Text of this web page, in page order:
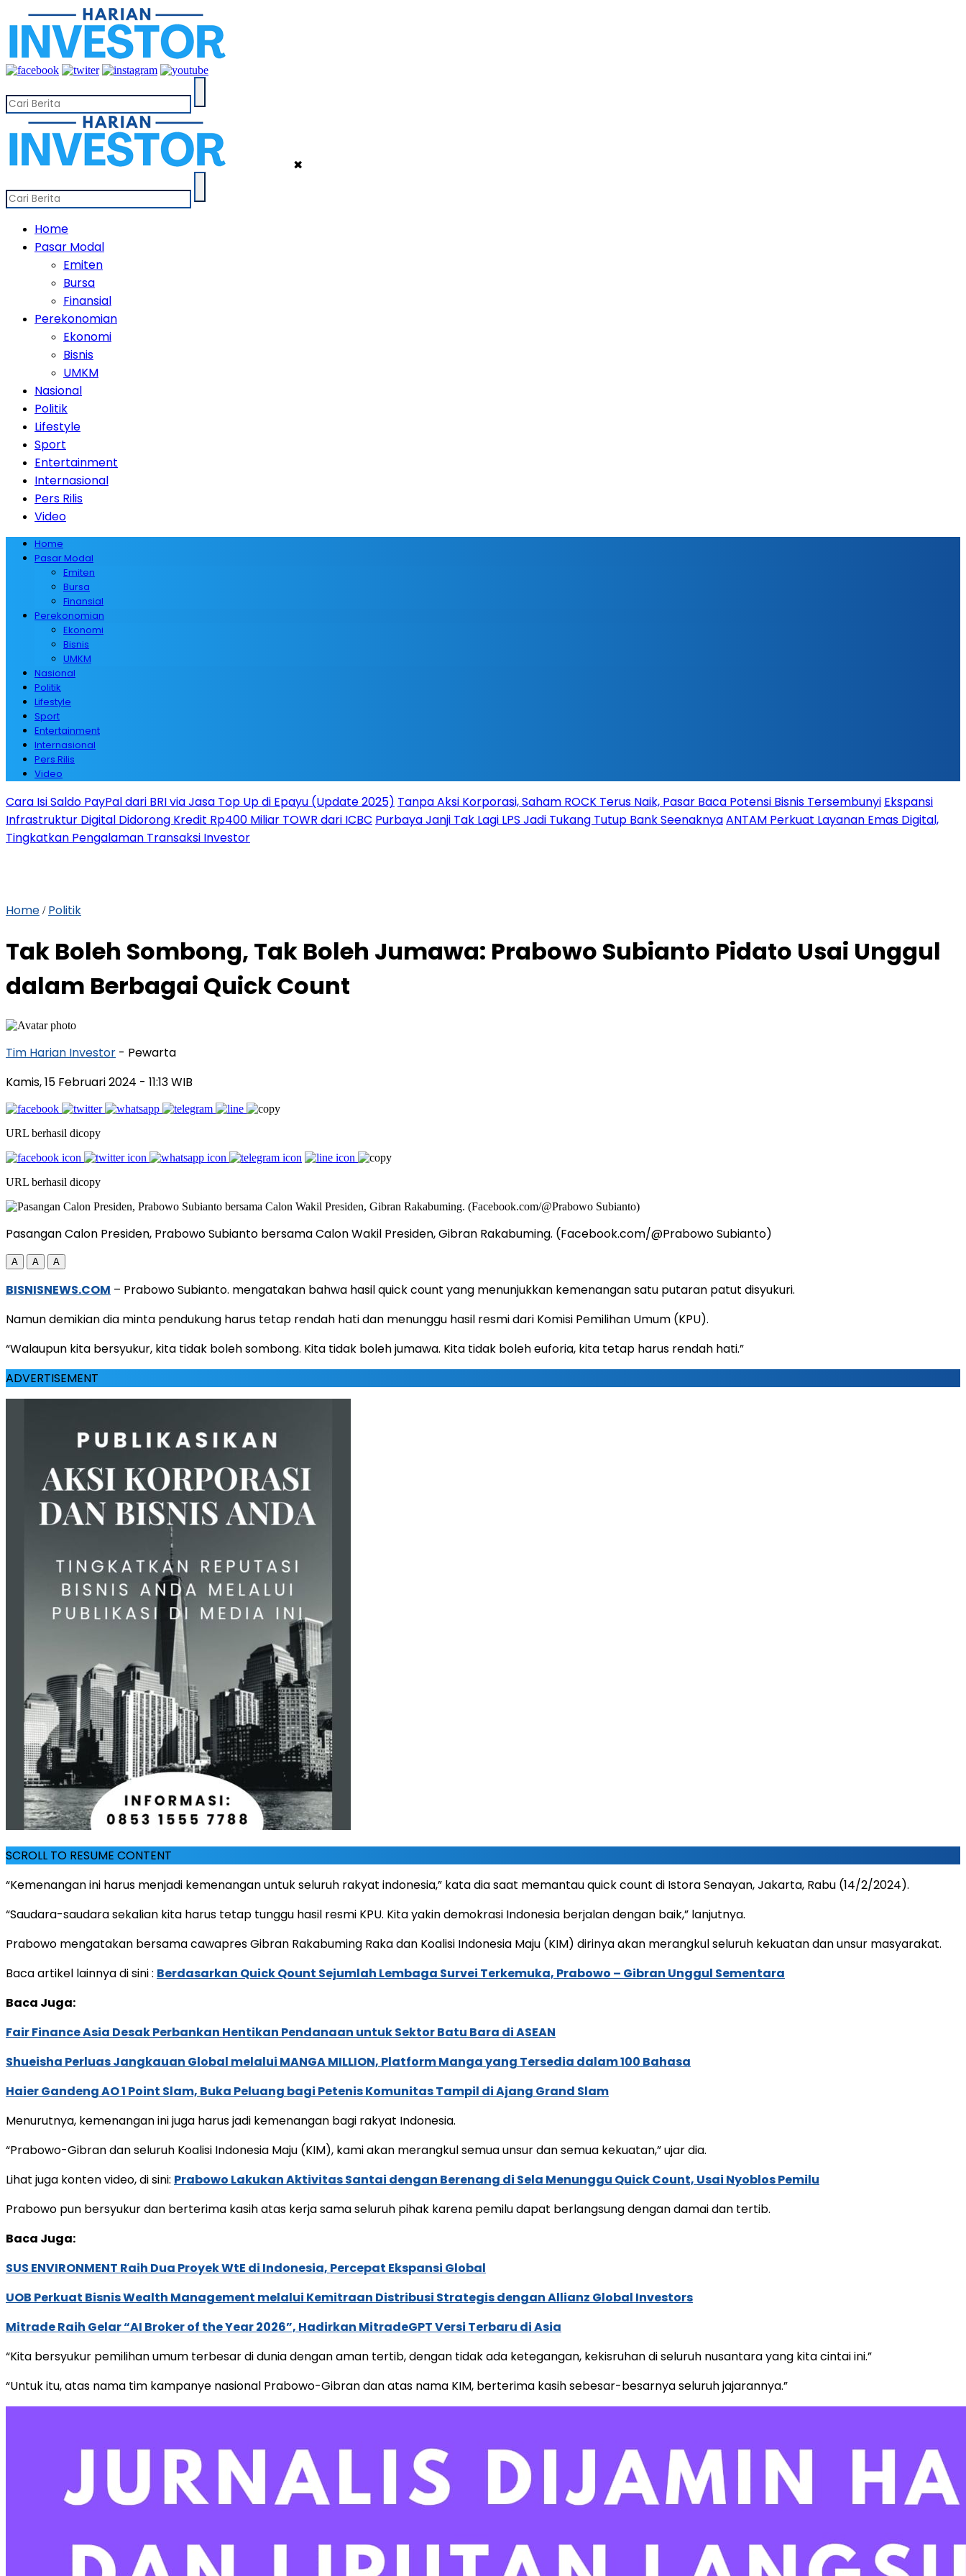
✖
Home
Pasar Modal
Emiten
Bursa
Finansial
Perekonomian
Ekonomi
Bisnis
UMKM
Nasional
Politik
Lifestyle
Sport
Entertainment
Internasional
Pers Rilis
Video
Home
Pasar Modal
Emiten
Bursa
Finansial
Perekonomian
Ekonomi
Bisnis
UMKM
Nasional
Politik
Lifestyle
Sport
Entertainment
Internasional
Pers Rilis
Video
Cara Isi Saldo PayPal dari BRI via Jasa Top Up di Epayu (Update 2025) Tanpa Aksi Korporasi, Saham ROCK Terus Naik, Pasar Baca Potensi Bisnis Tersembunyi Ekspansi
Infrastruktur Digital Didorong Kredit Rp400 Miliar TOWR dari ICBC Purbaya Janji Tak Lagi LPS Jadi Tukang Tutup Bank SeenaknyaANTAM Perkuat Layanan Emas Digital,
Tingkatkan Pengalaman Transaksi Investor
Home / Politik
Tak Boleh Sombong, Tak Boleh Jumawa: Prabowo Subianto Pidato Usai Unggul
dalam Berbagai Quick Count
Tim Harian Investor - Pewarta
Kamis, 15 Februari 2024 - 11:13 WIB
URL berhasil dicopy
URL berhasil dicopy
Pasangan Calon Presiden, Prabowo Subianto bersama Calon Wakil Presiden, Gibran Rakabuming. (Facebook.com/@Prabowo Subianto)
A A A
BISNISNEWS.COM – Prabowo Subianto. mengatakan bahwa hasil quick count yang menunjukkan kemenangan satu putaran patut disyukuri.
Namun demikian dia minta pendukung harus tetap rendah hati dan menunggu hasil resmi dari Komisi Pemilihan Umum (KPU).
“Walaupun kita bersyukur, kita tidak boleh sombong. Kita tidak boleh jumawa. Kita tidak boleh euforia, kita tetap harus rendah hati.”
ADVERTISEMENT
SCROLL TO RESUME CONTENT
“Kemenangan ini harus menjadi kemenangan untuk seluruh rakyat indonesia,” kata dia saat memantau quick count di Istora Senayan, Jakarta, Rabu (14/2/2024).
“Saudara-saudara sekalian kita harus tetap tunggu hasil resmi KPU. Kita yakin demokrasi Indonesia berjalan dengan baik,” lanjutnya.
Prabowo mengatakan bersama cawapres Gibran Rakabuming Raka dan Koalisi Indonesia Maju (KIM) dirinya akan merangkul seluruh kekuatan dan unsur masyarakat.
Baca artikel lainnya di sini : Berdasarkan Quick Qount Sejumlah Lembaga Survei Terkemuka, Prabowo – Gibran Unggul Sementara
Baca Juga:
Fair Finance Asia Desak Perbankan Hentikan Pendanaan untuk Sektor Batu Bara di ASEAN
Shueisha Perluas Jangkauan Global melalui MANGA MILLION, Platform Manga yang Tersedia dalam 100 Bahasa
Haier Gandeng AO 1 Point Slam, Buka Peluang bagi Petenis Komunitas Tampil di Ajang Grand Slam
Menurutnya, kemenangan ini juga harus jadi kemenangan bagi rakyat Indonesia.
“Prabowo-Gibran dan seluruh Koalisi Indonesia Maju (KIM), kami akan merangkul semua unsur dan semua kekuatan,” ujar dia.
Lihat juga konten video, di sini: Prabowo Lakukan Aktivitas Santai dengan Berenang di Sela Menunggu Quick Count, Usai Nyoblos Pemilu
Prabowo pun bersyukur dan berterima kasih atas kerja sama seluruh pihak karena pemilu dapat berlangsung dengan damai dan tertib.
Baca Juga:
SUS ENVIRONMENT Raih Dua Proyek WtE di Indonesia, Percepat Ekspansi Global
UOB Perkuat Bisnis Wealth Management melalui Kemitraan Distribusi Strategis dengan Allianz Global Investors
Mitrade Raih Gelar “AI Broker of the Year 2026”, Hadirkan MitradeGPT Versi Terbaru di Asia
“Kita bersyukur pemilihan umum terbesar di dunia dengan aman tertib, dengan tidak ada ketegangan, kekisruhan di seluruh nusantara yang kita cintai ini.”
“Untuk itu, atas nama tim kampanye nasional Prabowo-Gibran dan atas nama KIM, berterima kasih sebesar-besarnya seluruh jajarannya.”